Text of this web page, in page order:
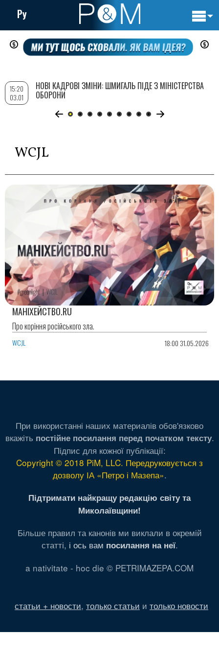
Перейти
до
вмісту
Ру
WCJL
МАНІХЕЙСТВО.RU
Про коріння російського зла.
WCJL 18:00 31.05.2026
15:20
03.01
НОВІ КАДРОВІ ЗМІНИ: ШМИГАЛЬ ПІДЕ З МІНІСТЕРСТВА
ОБОРОНИ
При використанні наших материалів обов'язково
вкажіть постійне посилання перед початком тексту.
Підпис для кожної публікації:
Copyright © 2018 PiM, LLC. Передруковується з
дозволу ІА «Петро і Мазепа».
Підтримати найкращу редакцію світу та
Миколаївщини!
Більше правил та канонів ми виклали в окремій
статті, і ось вам посилання на неї.
a nativitate - hoc die © PETRIMAZEPA.COM
статьи + новости, только статьи и только новости